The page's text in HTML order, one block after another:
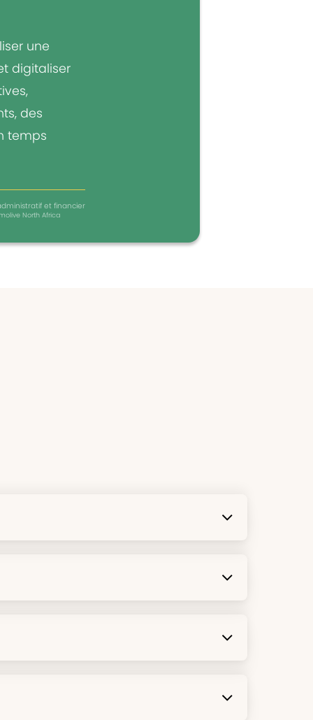
une
digitaliser
des
temps
et financier
North Africa